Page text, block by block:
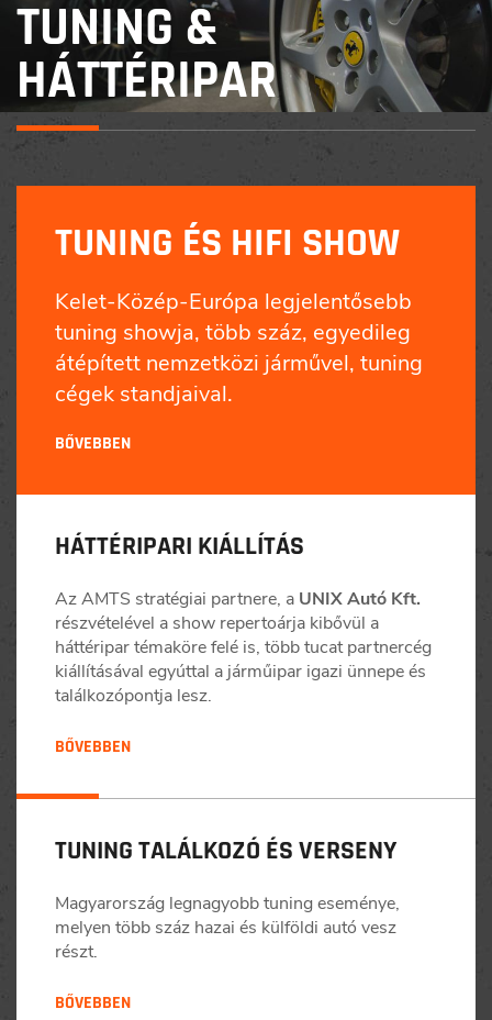
TUNING &
HÁTTÉRIPAR
TUNING ÉS HIFI SHOW
Kelet-Közép-Európa legjelentősebb
tuning showja, több száz, egyedileg
átépített nemzetközi járművel, tuning
cégek standjaival.
BŐVEBBEN
HÁTTÉRIPARI KIÁLLÍTÁS
Az AMTS stratégiai partnere, a UNIX Autó Kft.
részvételével a show repertoárja kibővül a
háttéripar témaköre felé is, több tucat partnercég
kiállításával egyúttal a járműipar igazi ünnepe és
találkozópontja lesz.
BŐVEBBEN
TUNING TALÁLKOZÓ ÉS VERSENY
Magyarország legnagyobb tuning eseménye,
melyen több száz hazai és külföldi autó vesz
részt.
BŐVEBBEN